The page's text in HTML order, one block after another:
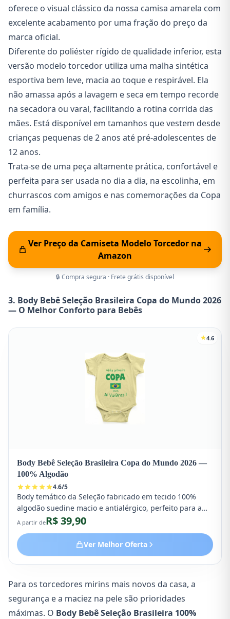
oferece o visual clássico da nossa camisa amarela com
excelente acabamento por uma fração do preço da
marca oficial.
Diferente do poliéster rígido de qualidade inferior, esta
versão modelo torcedor utiliza uma malha sintética
esportiva bem leve, macia ao toque e respirável. Ela
não amassa após a lavagem e seca em tempo recorde
na secadora ou varal, facilitando a rotina corrida das
mães. Está disponível em tamanhos que vestem desde
crianças pequenas de 2 anos até pré-adolescentes de
12 anos.
Trata-se de uma peça altamente prática, confortável e
perfeita para ser usada no dia a dia, na escolinha, em
churrascos com amigos e nas comemorações da Copa
em família.
Ver Preço da Camiseta Modelo Torcedor na
Amazon
🔒 Compra segura · Frete grátis disponível
3. Body Bebê Seleção Brasileira Copa do Mundo 2026
— O Melhor Conforto para Bebês
4.6
Body Bebê Seleção Brasileira Copa do Mundo 2026 —
100% Algodão
4.6/5
Body temático da Seleção fabricado em tecido 100%
algodão suedine macio e antialérgico, perfeito para a
pele sensível do bebê. Possui gola transpassada
pressão.
A partir deR$ 39,90
Ver Melhor Oferta
Para os torcedores mirins mais novos da casa, a
segurança e a maciez na pele são prioridades
máximas. O Body Bebê Seleção Brasileira 100%